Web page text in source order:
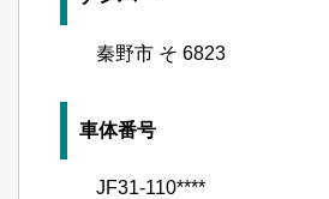
秦野市 そ 6823
車体番号
JF31-110****